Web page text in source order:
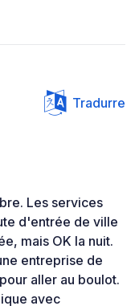
Tradurre
Les services
d'entrée de ville
mais OK la nuit.
entreprise de
aller au boulot.
avec